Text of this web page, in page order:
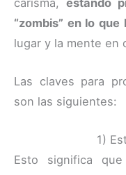
“zombis” en lo que
lugar y la mente en
Las claves para
son las siguientes:
1)
Esto significa